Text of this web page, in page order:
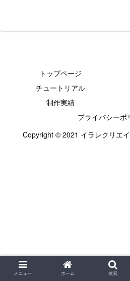
トップページ
チュートリアル
制作実績
プライバシーポ
Copyright © 2021 イラレクリエ
メニュー ホーム 検索